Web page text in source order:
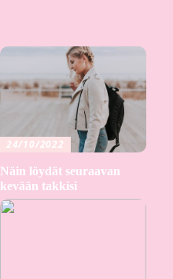
24/10/2022
Näin löydät seuraavan
kevään takkisi